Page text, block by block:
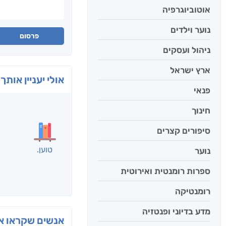
אוטוביוגרפיה
נוער וילדים
ניהול ועסקים
ארץ ישראל
פנאי
חינוך
סיפורים קצרים
נוער
ספרות רומנטית ואירוטית
רומנטיקה
מדע בדיוני ופנטזיה
פרסום
אולי יעניין